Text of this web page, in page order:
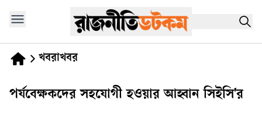
খবরাখবর
পর্যবেক্ষকদের সহযোগী হওয়ার আহ্বান সিইসি'র